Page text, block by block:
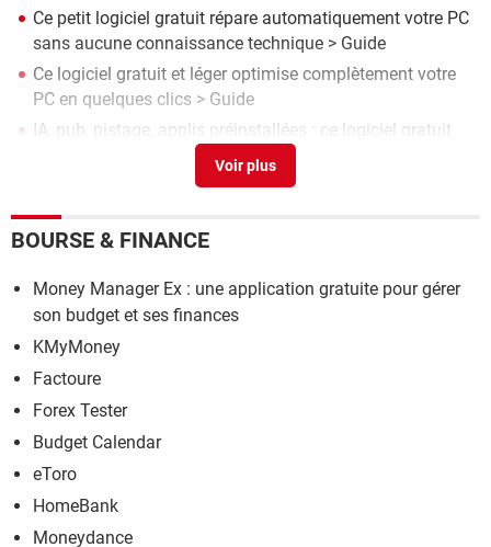
Ce petit logiciel gratuit répare automatiquement votre PC
sans aucune connaissance technique > Guide
Ce logiciel gratuit et léger optimise complètement votre
PC en quelques clics > Guide
IA, pub, pistage, applis préinstallées : ce logiciel gratuit
supprime tout le superflu de Windows
Microsoft Money 2005 : gratuit et fonctionnel sous
Windows 10 et 11
Facturation
Windows> Guide
BOURSE & FINANCE
Money Manager Ex : une application gratuite pour gérer
son budget et ses finances
KMyMoney
Factoure
Forex Tester
Budget Calendar
eToro
HomeBank
Moneydance